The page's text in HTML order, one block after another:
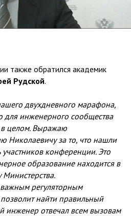
также обратился академик
Рудской.
двухдневного марафона,
для инженерного сообщества
в целом. Выражаю
Николаевичу за то, что нашли
участников конференции. Это
образование находится в
регуляторным
найти правильный
инженер отвечал всем вызовам